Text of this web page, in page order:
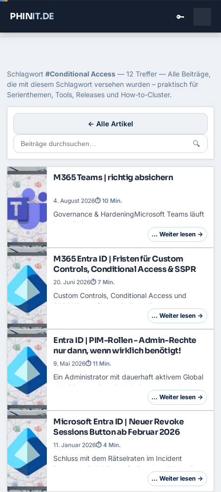
PHINIT.DE 🔑
Tag: Conditional Access
Schlagwort #Conditional Access — 12 Treffer — Alle Beiträge,
die mit diesem Schlagwort versehen wurden – praktisch für
Serienthemen, Tools, Releases und How-to-Cluster.
← Alle Artikel
🔍
M365 Teams | richtig absichern
Governance & HardeningMicrosoft Teams läuft
in unzähligen Umgebungen direkt nach der
erstellen eigene Teams, la…
4. August 2026⏱ 10 Min.
… Weiter lesen →
M365 Entra ID | Fristen für Custom
Controls, Conditional Access & SSPR
Custom Controls, Conditional Access und
SSPRMicrosoft zieht in Entra ID an mehreren
Stellen gleichzeitig die Sicherheitsschrauben
Administration …
20. Juni 2026⏱ 7 Min.
… Weiter lesen →
Entra ID | PIM-Rollen - Admin-Rechte
nur dann, wenn wirklich benötigt!
Ein Administrator mit dauerhaft aktivem Global
Administrator ist kein Admin, sondern ein
ISO 27001oder TISAX
liz…
9. Mai 2026⏱ 11 Min.
… Weiter lesen →
Microsoft Entra ID | Neuer Revoke
Sessions Button ab Februar 2026
Schluss mit dem Rätselraten im Incident
Response
Fall. Microsoft räumt endlich im Entra
Admin Center auf und beseitigt eine historische
11. Januar 2026⏱ 4 Min.
… Weiter lesen →